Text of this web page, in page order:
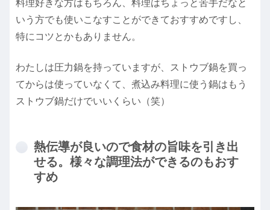
料理好きな方はもちろん、料理はちょっと苦手だなと
いう方でも使いこなすことができておすすめですし、
特にコツとかもありません。
わたしは圧力鍋を持っていますが、ストウブ鍋を買っ
てからは使っていなくて、煮込み料理に使う鍋はもう
ストウブ鍋だけでいいくらい（笑）
熱伝導が良いので食材の旨味を引き出
せる。様々な調理法ができるのもおす
すめ